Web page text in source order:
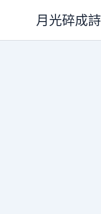
月光碎成詩